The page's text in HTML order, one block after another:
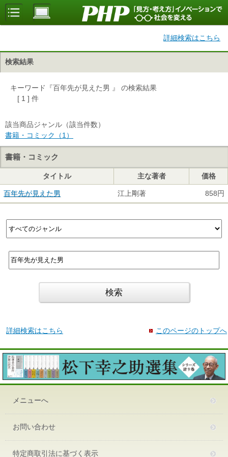
詳細検索はこちら
検索結果
キーワード『百年先が見えた男 』 の検索結果
[ 1 ] 件
該当商品ジャンル（該当件数）
書籍・コミック（1）
書籍・コミック
タイトル 主な著者 価格
百年先が見えた男 江上剛著 858円
詳細検索はこちら このページのトップへ
メニューへ
お問い合わせ
特定商取引法に基づく表示